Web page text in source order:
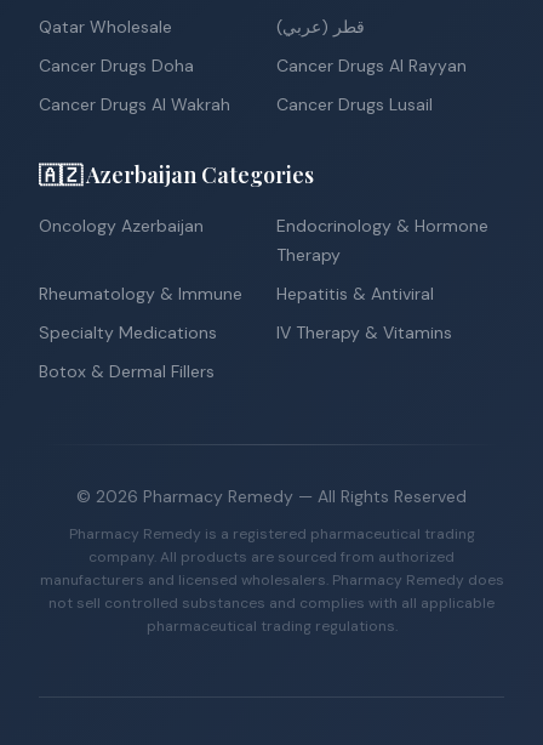
Qatar Wholesale
قطر (عربي)
Cancer Drugs Doha
Cancer Drugs Al Rayyan
Cancer Drugs Al Wakrah
Cancer Drugs Lusail
🇦🇿 Azerbaijan Categories
Oncology Azerbaijan
Endocrinology & Hormone
Therapy
Rheumatology & Immune
Hepatitis & Antiviral
Specialty Medications
IV Therapy & Vitamins
Botox & Dermal Fillers
© 2026 Pharmacy Remedy — All Rights Reserved
Pharmacy Remedy is a registered pharmaceutical trading
company. All products are sourced from authorized
manufacturers and licensed wholesalers. Pharmacy Remedy does
not sell controlled substances and complies with all applicable
pharmaceutical trading regulations.